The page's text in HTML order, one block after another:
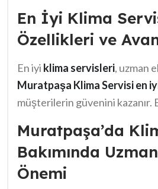
Klima Servisi en iyi hizmeti
Seçiminiz, konforlu bir yaz
olacaktır.
En İyi Klima
Özellikleri ve
En iyi klima servisleri, uzman
Muratpaşa Klima Servisi en
müşterilerin güvenini kazanır.
çözümler geliştirir. Ayrıca,
arıza tespiti yaparlar. Müşteri
odaklanmaları, onların en
Muratpaşa’da
Bakımında
Önemi